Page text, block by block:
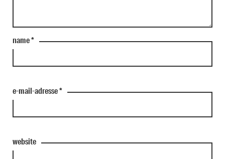
name*
e-mail-adresse*
website